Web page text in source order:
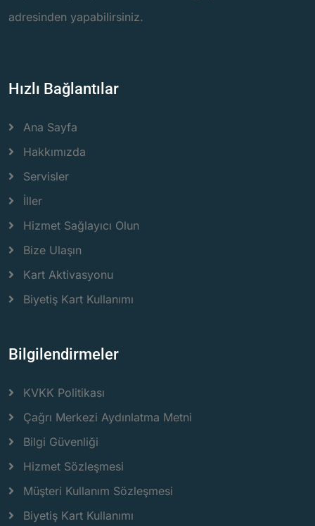
adresinden yapabilirsiniz.
Hızlı Bağlantılar
Ana Sayfa
Hakkımızda
Servisler
İller
Hizmet Sağlayıcı Olun
Bize Ulaşın
Kart Aktivasyonu
Biyetiş Kart Kullanımı
Bilgilendirmeler
KVKK Politikası
Çağrı Merkezi Aydınlatma Metni
Bilgi Güvenliği
Hizmet Sözleşmesi
Müşteri Kullanım Sözleşmesi
Biyetiş Kart Kullanımı